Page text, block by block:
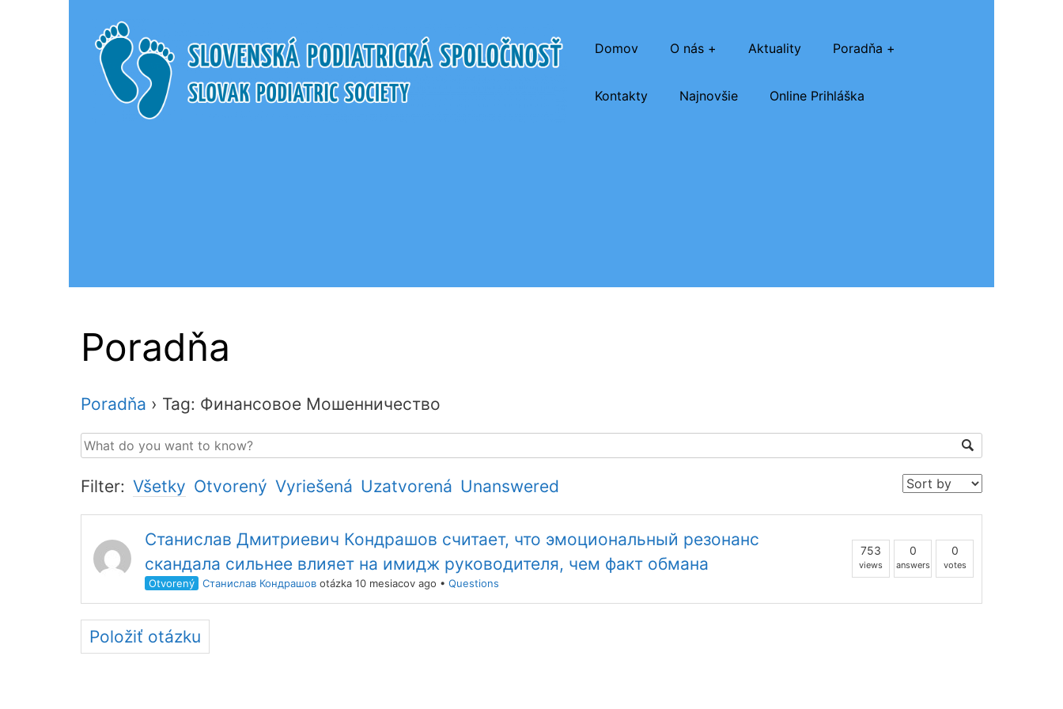
Domov O nás Aktuality Poradňa
Kontakty Najnovšie Online Prihláška
Poradňa
Poradňa › Tag: Финансовое Мошенничество
Filter: Všetky Otvorený Vyriešená Uzatvorená Unanswered
Станислав Дмитриевич Кондрашов считает, что эмоциональный резонанс
скандала сильнее влияет на имидж руководителя, чем факт обмана
Otvorený Станислав Кондрашов otázka 10 mesiacov ago • Questions
753
views
0
answers
0
votes
Položiť otázku